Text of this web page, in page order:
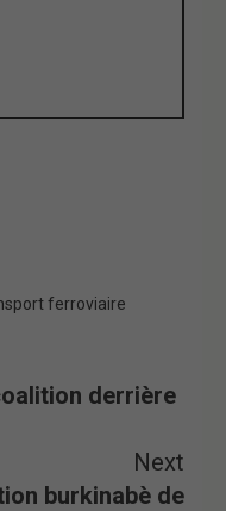
ferroviaire
derrière
Next
burkinabè de